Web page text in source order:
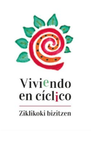
Saltar
al
contenido